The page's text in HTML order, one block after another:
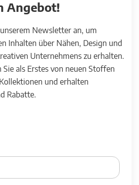
Angebot!
Newsletter an, um
Inhalten über Nähen, Design und
Unternehmens zu erhalten.
als Erstes von neuen Stoffen
und erhalten
Rabatte.